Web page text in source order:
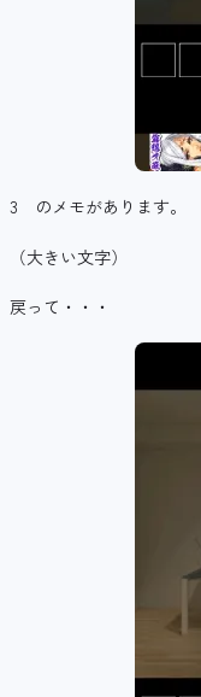
3 のメモがあります。
（大きい文字）
戻って・・・